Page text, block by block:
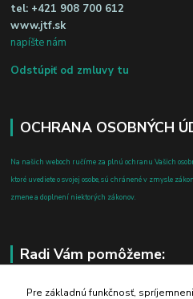
tel: +421 908 700 612
www.jtf.sk
napíšte nám
Odstúpiť od zmluvy tu
OCHRANA OSOBNÝCH
Na našich weboch ručíme za plnú ochranu Vašich
ktoré uvediete o svojej osobe, sú chránené v zmysle
zmene a doplnení niektorých zákonov.
Radi Vám pomôžeme:
+421 908 700 612
Pre základnú funkčnosť,